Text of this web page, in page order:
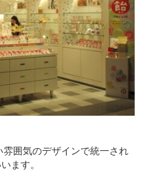
囲気のデザインで統一され
ます。